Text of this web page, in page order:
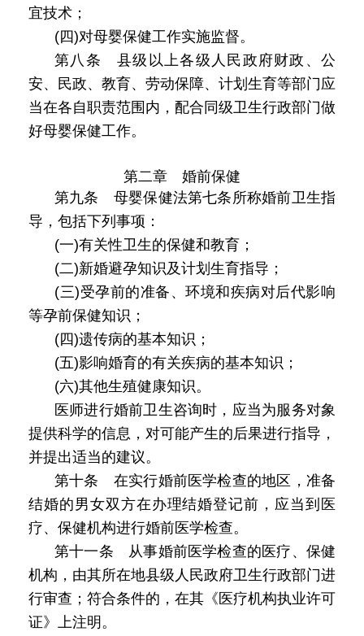
宜技术；
(四)对母婴保健工作实施监督。
第八条 县级以上各级人民政府财政、公
安、民政、教育、劳动保障、计划生育等部门应
当在各自职责范围内，配合同级卫生行政部门做
好母婴保健工作。
第二章 婚前保健
第九条 母婴保健法第七条所称婚前卫生指
导，包括下列事项：
(一)有关性卫生的保健和教育；
(二)新婚避孕知识及计划生育指导；
(三)受孕前的准备、环境和疾病对后代影响
等孕前保健知识；
(四)遗传病的基本知识；
(五)影响婚育的有关疾病的基本知识；
(六)其他生殖健康知识。
医师进行婚前卫生咨询时，应当为服务对象
提供科学的信息，对可能产生的后果进行指导，
并提出适当的建议。
第十条 在实行婚前医学检查的地区，准备
结婚的男女双方在办理结婚登记前，应当到医
疗、保健机构进行婚前医学检查。
第十一条 从事婚前医学检查的医疗、保健
机构，由其所在地县级人民政府卫生行政部门进
行审查；符合条件的，在其《医疗机构执业许可
证》上注明。